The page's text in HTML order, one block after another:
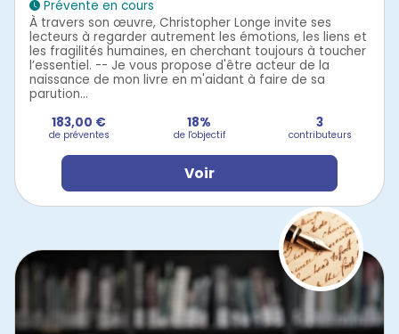
Prévente en cours
À travers son œuvre, Christopher Longe invite ses
lecteurs à regarder autrement les émotions, les liens et
les fragilités humaines, en cherchant toujours à toucher
l’essentiel. -- Je vous propose d'être acteur de la
naissance de mon livre en m'aidant à faire de sa
parution...
183,00 €
de préventes
18%
de l'objectif
3
contributeurs
Voir